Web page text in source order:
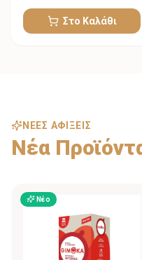
Στο Καλάθι
ΝΈΕΣ ΑΦΊΞΕΙΣ
Νέα
Νέο